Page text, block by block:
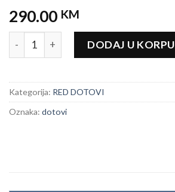
290.00 KM
RED DOT HAWKE VANTAGE količina
DODAJ U KORPU
Kategorija: RED DOTOVI
Oznaka: dotovi